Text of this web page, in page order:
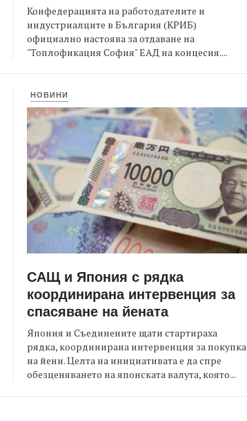
Конфедерацията на работодателите и
индустриалците в България (КРИБ)
официално настоява за отдаване на
"Топлофикация София" ЕАД на концесия....
НОВИНИ
САЩ и Япония с рядка
координирана интервенция за
спасяване на йената
Япония и Съединените щати стартираха
рядка, координирана интервенция за покупка
на йени. Целта на инициативата е да спре
обезценяването на японската валута, която...